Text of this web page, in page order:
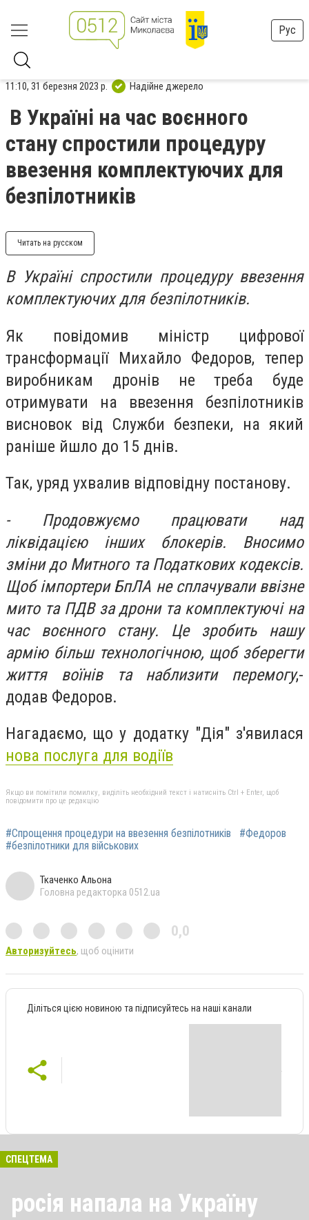
Рус
11:10, 31 березня 2023 р. Надійне джерело
В Україні на час воєнного
стану спростили процедуру
ввезення комплектуючих для
безпілотників
Читать на русском
В Україні спростили процедуру ввезення
комплектуючих для безпілотників.
Як повідомив міністр цифрової
трансформації Михайло Федоров, тепер
виробникам дронів не треба буде
отримувати на ввезення безпілотників
висновок від Служби безпеки, на який
раніше йшло до 15 днів.
Так, уряд ухвалив відповідну постанову.
- Продовжуємо працювати над
ліквідацією інших блокерів. Вносимо
зміни до Митного та Податкових кодексів.
Щоб імпортери БпЛА не сплачували ввізне
мито та ПДВ за дрони та комплектуючі на
час воєнного стану. Це зробить нашу
армію більш технологічною, щоб зберегти
життя воїнів та наблизити перемогу,-
додав Федоров.
Нагадаємо, що у додатку "Дія" з'явилася
нова послуга для водіїв
Якщо ви помітили помилку, виділіть необхідний текст і натисніть Ctrl + Enter, щоб
повідомити про це редакцію
#Спрощення процедури на ввезення безпілотників
#Федоров
#безпілотники для військових
Ткаченко Альона
Головна редакторка 0512.ua
0,0
Авторизуйтесь, щоб оцінити
Діліться цією новиною та підписуйтесь на наші канали
СПЕЦТЕМА
росія напала на Україну